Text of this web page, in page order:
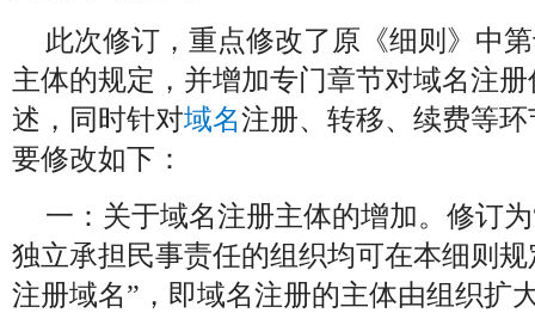
此次修订，重点修改了原《细则》中
主体的规定，并增加专门章节对域名注
述，同时针对域名注册、转移、续费等
要修改如下：
一：关于域名注册主体的增加。修订
独立承担民事责任的组织均可在本细则
注册域名”，即域名注册的主体由组织扩